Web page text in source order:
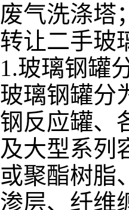
废气洗涤塔
转让二手玻
1.玻璃钢罐
玻璃钢罐分
钢反应罐、
及大型系列
或聚酯树脂
渗层、纤维